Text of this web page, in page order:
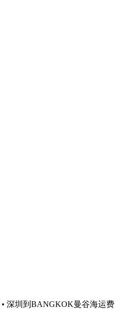
• 深圳到BANGKOK曼谷海运费